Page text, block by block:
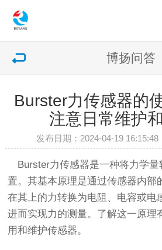
博扬问答
Burster力传感器的
注意日常维护
发布日期：2024-04-19
Burster力传感器是一种将力学量
置。其基本原理是通过传感器内部
在其上的力转换为电阻、电容或电
进而实现力的测量。了解这一原理
用和维护传感器。